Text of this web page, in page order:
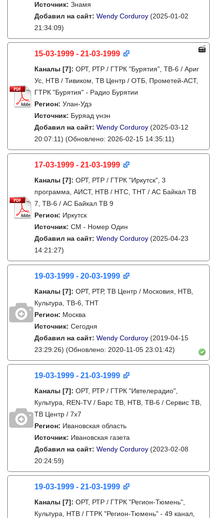
Источник: Знамя
Добавил на сайт: Wendy Corduroy (2025-01-02
21:34:09)
15-03-1999 - 21-03-1999
Каналы [7]: ОРТ, РТР / ГТРК "Бурятия", ТВ-6 / Ариг
Ус, НТВ / Тивиком, ТВ Центр / ОТБ, Прометей-АСТ,
ГТРК "Бурятия" - Радио Бурятии
Регион: Улан-Удэ
Источник: Буряад үнэн
Добавил на сайт: Wendy Corduroy (2025-03-12
20:07:11) (Обновлено: 2026-02-15 14:35:11)
17-03-1999 - 21-03-1999
Каналы [7]: ОРТ, РТР / ГТРК "Иркутск", 3
программа, АИСТ, НТВ / НТС, ТНТ / АС Байкал ТВ
7, ТВ-6 / АС Байкал ТВ 9
Регион: Иркутск
Источник: СМ - Номер Один
Добавил на сайт: Wendy Corduroy (2025-04-23
14:21:27)
19-03-1999 - 20-03-1999
Каналы [7]: ОРТ, РТР, ТВ Центр / Московия, НТВ,
Культура, ТВ-6, ТНТ
Регион: Москва
Источник: Сегодня
Добавил на сайт: Wendy Corduroy (2019-04-15
23:29:26) (Обновлено: 2020-11-05 23:01:42)
19-03-1999 - 21-03-1999
Каналы [7]: ОРТ, РТР / ГТРК "Ивтелерадио",
Культура, REN-TV / Барс ТВ, НТВ, ТВ-6 / Сервис ТВ,
ТВ Центр / 7х7
Регион: Ивановская область
Источник: Ивановская газета
Добавил на сайт: Wendy Corduroy (2023-02-08
20:24:59)
19-03-1999 - 21-03-1999
Каналы [7]: ОРТ, РТР / ГТРК "Регион-Тюмень",
Культура, НТВ / ГТРК "Регион-Тюмень" - 49 канал,